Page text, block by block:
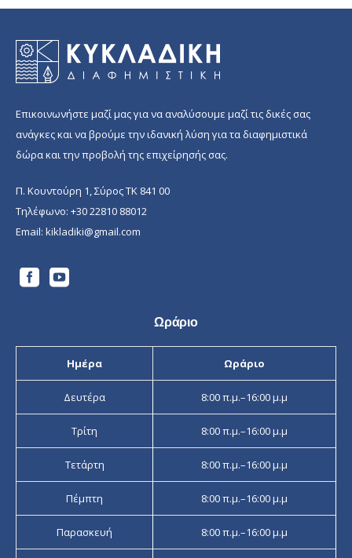
35.00 €
Επικοινωνήστε μαζί μας για να αναλύσουμε μαζί τις δικές σας
ανάγκες και να βρούμε την ιδανική λύση για τα διαφημιστικά
δώρα και την προβολή της επιχείρησής σας.
Π. Κουντούρη 1, Σύρος ΤΚ 841 00
Τηλέφωνο: +30 22810 88012
Email: kikladiki@gmail.com
Ωράριο
Ημέρα Ωράριο
Δευτέρα 8:00 π.μ.–16:00 μ.μ
Τρίτη 8:00 π.μ.–16:00 μ.μ
Τετάρτη 8:00 π.μ.–16:00 μ.μ
Πέμπτη 8:00 π.μ.–16:00 μ.μ
Παρασκευή 8:00 π.μ.–16:00 μ.μ